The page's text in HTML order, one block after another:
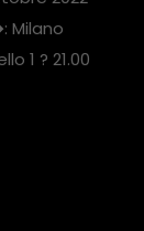
Milano
1 ? 21.00